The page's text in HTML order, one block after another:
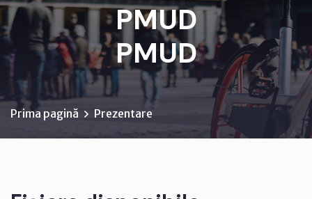
PMUD
PMUD
Prima pagină Prezentare